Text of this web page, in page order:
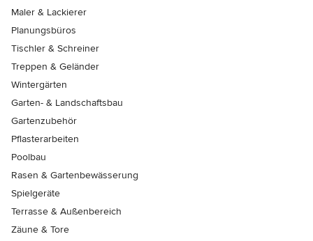
Maler & Lackierer
Planungsbüros
Tischler & Schreiner
Treppen & Geländer
Wintergärten
Garten- & Landschaftsbau
Gartenzubehör
Pflasterarbeiten
Poolbau
Rasen & Gartenbewässerung
Spielgeräte
Terrasse & Außenbereich
Zäune & Tore